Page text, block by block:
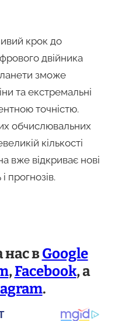
крок до
двійника
зможе
та екстремальні
точністю.
обчислювальних
кількості
вже відкриває нові
прогнозів.
нас вGoogle
,Facebook, а
.